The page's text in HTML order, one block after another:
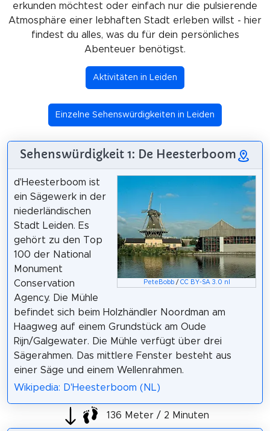
erkunden möchtest oder einfach nur die pulsierende
Atmosphäre einer lebhaften Stadt erleben willst - hier
findest du alles, was du für dein persönliches
Abenteuer benötigst.
Aktivitäten in Leiden
Einzelne Sehenswürdigkeiten in Leiden
Sehenswürdigkeit 1: De Heesterboom
PeteBobb/ CC BY-SA 3.0 nl
d'Heesterboom ist
ein Sägewerk in der
niederländischen
Stadt Leiden. Es
gehört zu den Top
100 der National
Monument
Conservation
Agency. Die Mühle
befindet sich beim Holzhändler Noordman am
Haagweg auf einem Grundstück am Oude
Rijn/Galgewater. Die Mühle verfügt über drei
Sägerahmen. Das mittlere Fenster besteht aus
einer Säge und einem Wellenrahmen.
Wikipedia: D'Heesterboom (NL)
136 Meter / 2 Minuten